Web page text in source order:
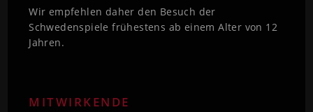
Wir empfehlen daher den Besuch der
Schwedenspiele frühestens ab einem Alter von 12
Jahren.
MITWIRKENDE